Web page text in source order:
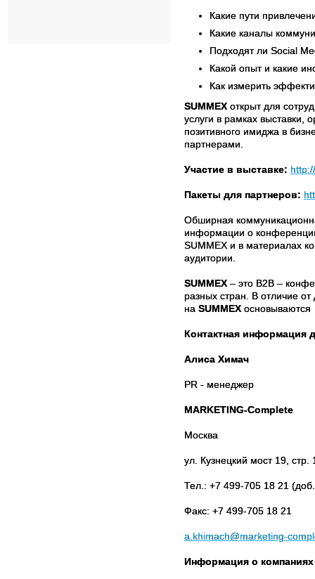
Какие пути
Какие каналы
Подходят ли Social
Какой опыт и какие
Как измерить
SUMMEX открыт для
услуги в рамках выставки,
позитивного имиджа в
партнерами.
Участие в выставке:
Пакеты для партнеров:
Обширная
информации о
SUMMEX и в материалах
аудитории.
SUMMEX – это B2B –
разных стран. В отличие
на SUMMEX основываются
Контактная информация
Алиса Химач
PR - менеджер
MARKETING-Complete
Москва
ул. Кузнецкий мост 19,
Тел.: +7 499-705 18 21
Факс: +7 499-705 18 21
a.khimach@marketing-
Информация о компаниях